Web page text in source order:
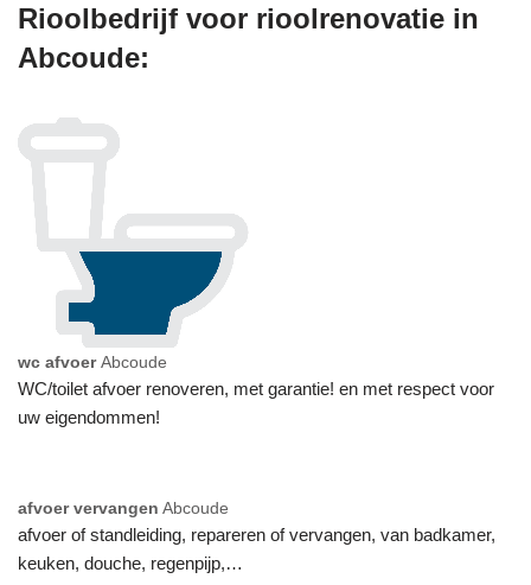
Rioolbedrijf voor rioolrenovatie in
Abcoude:
wc afvoer Abcoude
WC/toilet afvoer renoveren, met garantie! en met respect voor
uw eigendommen!
afvoer vervangen Abcoude
afvoer of standleiding, repareren of vervangen, van badkamer,
keuken, douche, regenpijp,…